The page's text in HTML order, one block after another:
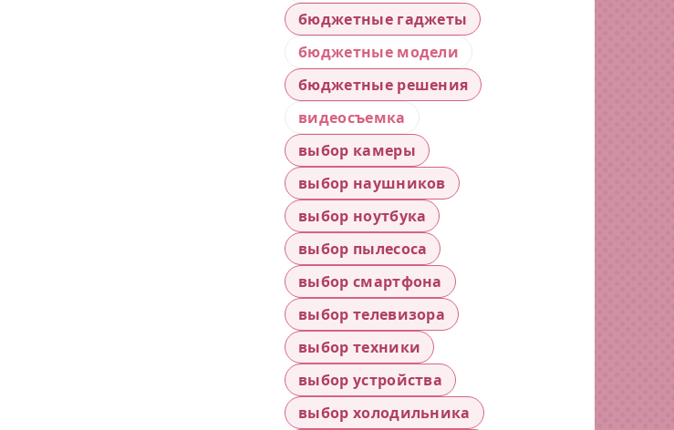
бюджетные гаджеты
бюджетные модели
бюджетные решения
видеосъемка
выбор камеры
выбор наушников
выбор ноутбука
выбор пылесоса
выбор смартфона
выбор телевизора
выбор техники
выбор устройства
выбор холодильника